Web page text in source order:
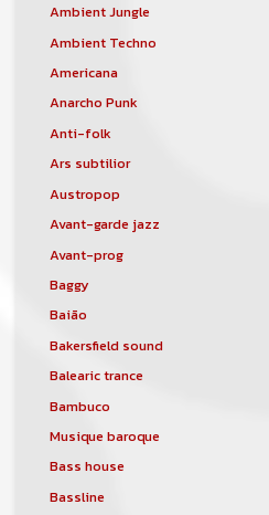
Ambient Jungle
Ambient Techno
Americana
Anarcho Punk
Anti-folk
Ars subtilior
Austropop
Avant-garde jazz
Avant-prog
Baggy
Baião
Bakersfield sound
Balearic trance
Bambuco
Musique baroque
Bass house
Bassline